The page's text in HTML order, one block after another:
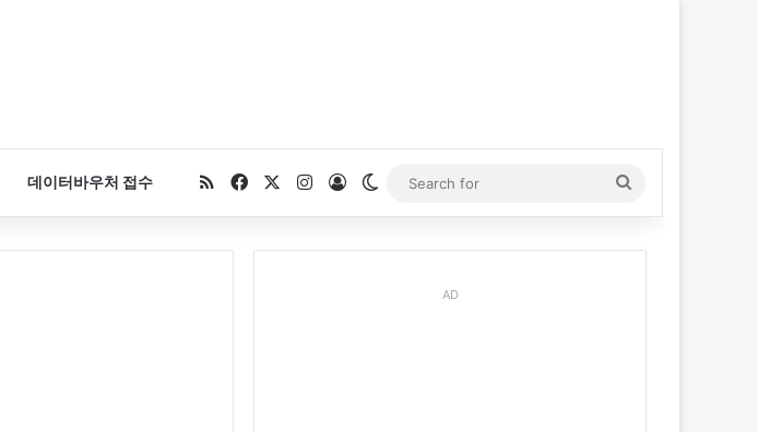
데이터바우처 접수 RSSFacebookInstagram
Log InSwitch skin
for
AD